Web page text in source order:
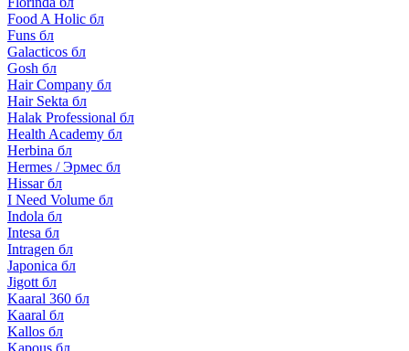
Food A Holic бл
Funs бл
Galacticos бл
Gosh бл
Hair Company бл
Hair Sekta бл
Halak Professional бл
Health Academy бл
Herbina бл
Hermes / Эрмес бл
Hissar бл
I Need Volume бл
Indola бл
Intesa бл
Intragen бл
Japonica бл
Jigott бл
Kaaral 360 бл
Kaaral бл
Kallos бл